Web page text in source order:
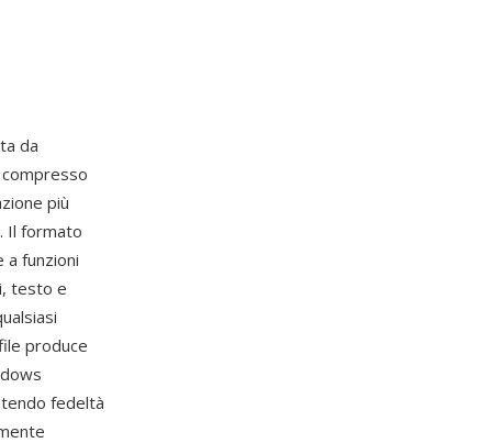
da
più
Il formato
funzioni
testo e
produce
fedeltà